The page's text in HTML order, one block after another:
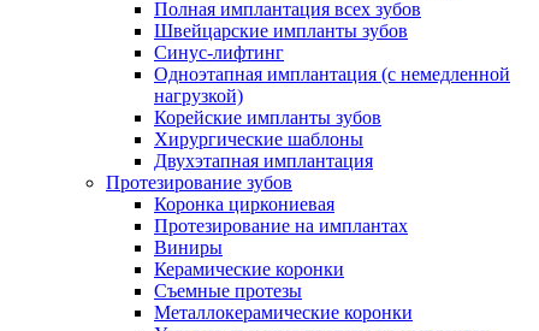
Полная имплантация всех зубов
Швейцарские импланты зубов
Синус-лифтинг
Одноэтапная имплантация (с немедленной
нагрузкой)
Корейские импланты зубов
Хирургические шаблоны
Двухэтапная имплантация
Протезирование зубов
Коронка циркониевая
Протезирование на имплантах
Виниры
Керамические коронки
Съемные протезы
Металлокерамические коронки